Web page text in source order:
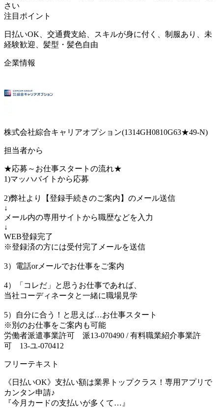
さい
注目ポイント
日払いOK、交通費支給、スキルが身に付く、制服あり、未
経験歓迎、髪型・髪色自由
企業情報
株式会社綜合キャリアオプション(1314GH0810G63★49-N)
担当者から
★応募～お仕事スタートの流れ★
1)マッハバイトから応募
2)弊社より【登録手続きのご案内】のメール送信
↓
メール内の専用サイトから職歴などを入力
↓
WEB登録完了
※登録済の方には受付完了メールを送信
3）電話orメールでお仕事をご案内
4）「コレだ」と思うお仕事であれば、
当社コーディネータと一緒に職場見学
5）自分に合う！と思えば…お仕事スタート
※別のお仕事をご案内も可能
労働者派遣事業許可 派13-070490 / 有料職業紹介事業許
可 13-ユ-070412
フリーテキスト
《日払いOK》支払い額は業界トップクラス！専用アプリで
カンタン申請♪
『今月カードの支払いが多くて…』